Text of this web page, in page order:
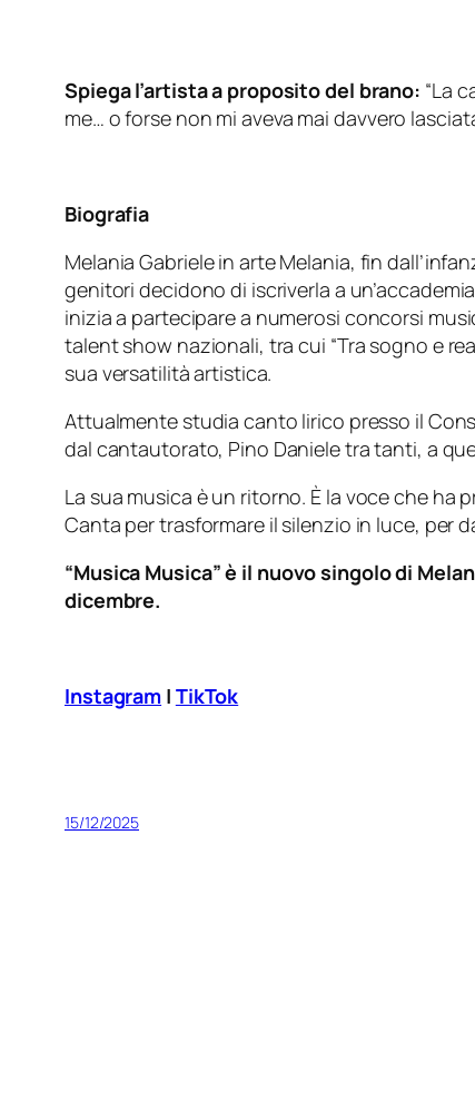
Spiega l’artista a proposito del brano: “La
me… o forse non mi aveva mai davvero
Biografia
Melania Gabriele in arte Melania, fin
genitori decidono di iscriverla a
inizia a partecipare a numerosi concorsi
talent show nazionali, tra cui “Tra sogno e
sua versatilità artistica.
Attualmente studia canto lirico presso il
dal cantautorato, Pino Daniele tra tanti, a
La sua musica è un ritorno. È la voce che
Canta per trasformare il silenzio in luce, per
“Musica Musica” è il nuovo singolo di
dicembre.
Instagram | TikTok
15/12/2025